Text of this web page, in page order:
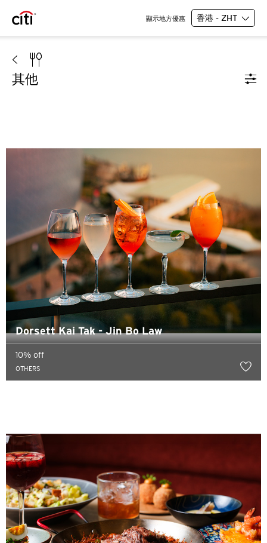
顯示地方優惠 香港 - ZHT
其他
Dorsett Kai Tak - Jin Bo Law
10% off
OTHERS